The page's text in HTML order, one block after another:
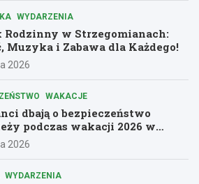
WYDARZENIA
w Strzegomianach:
Muzyka i Zabawa dla Każdego!
2026
WAKACJE
dbają o bezpieczeństwo
podczas wakacji 2026 w
2026
WYDARZENIA